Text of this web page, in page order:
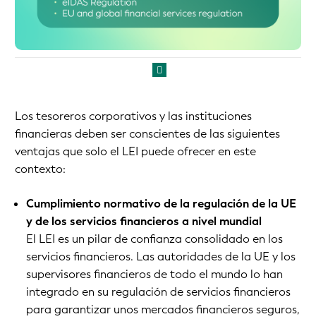
Los tesoreros corporativos y las instituciones
financieras deben ser conscientes de las siguientes
ventajas que solo el LEI puede ofrecer en este
contexto:
Cumplimiento normativo de la regulación de la UE
y de los servicios financieros a nivel mundial
El LEI es un pilar de confianza consolidado en los
servicios financieros. Las autoridades de la UE y los
supervisores financieros de todo el mundo lo han
integrado en su regulación de servicios financieros
para garantizar unos mercados financieros seguros,